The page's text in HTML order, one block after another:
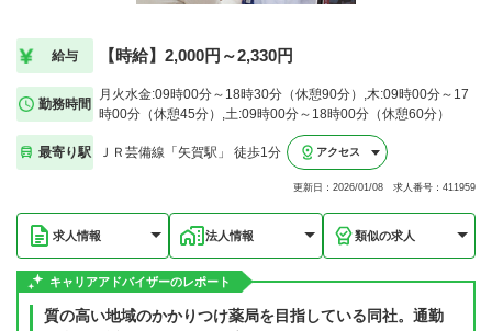
給与 【時給】2,000円～2,330円
勤務時間
月火水金:09時00分～18時30分（休憩90分）,木:09時00分～17
時00分（休憩45分）,土:09時00分～18時00分（休憩60分）
最寄り駅 ＪＲ芸備線「矢賀駅」 徒歩1分 アクセス
更新日：2026/01/08 求人番号：411959
求人情報 法人情報 類似の求人
キャリアアドバイザーのレポート
質の高い地域のかかりつけ薬局を目指している同社。通勤